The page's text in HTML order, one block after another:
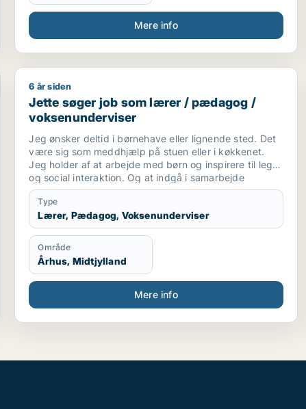
Mere info
/ pædagogmedhjælper
Jette søger job som lærer / pædagog /
6 år siden
Jette søger job som lærer / pædagog /
voksenunderviser
Jeg ønsker deltid i børnehave eller lignende sted. Det
være sig som meddhjælp på stuen eller i køkkenet.
Jeg holder af at arbejde med børn og inspirere til leg
og social interaktion. Og at indgå i samarbejde
omkring at skabe optimalt miljø for børnene ..og
personale. Også praktiske præcise opgaver har jeg
det godt med.
Type
Lærer, Pædagog, Voksenunderviser
Område
Århus, Midtjylland
Mere info